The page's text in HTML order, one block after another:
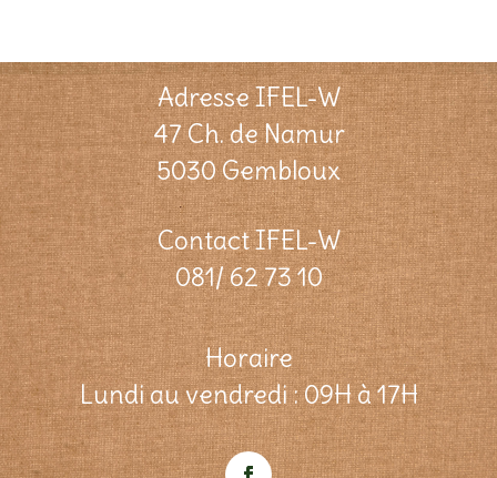
Adresse IFEL-W
47 Ch. de Namur
5030 Gembloux
Contact IFEL-W
081/ 62 73 10
Horaire
Lundi au vendredi : 09H à 17H